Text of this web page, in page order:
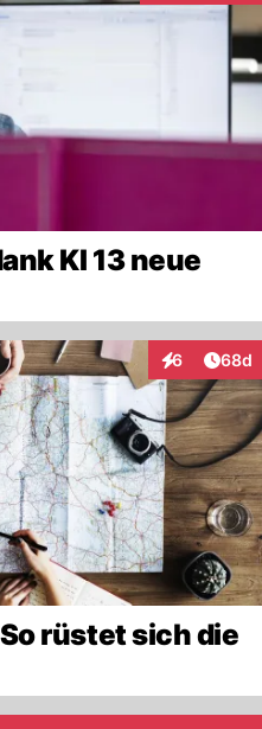
KI 13 neue
6
Interaktionen
68d
rüstet sich die